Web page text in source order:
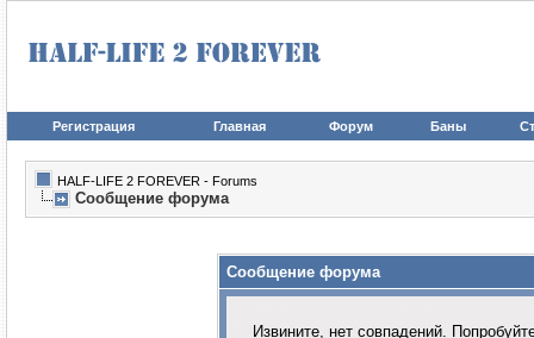
Регистрация Главная Форум Баны
HALF-LIFE 2 FOREVER - Forums
Сообщение форума
Сообщение форума
Извините, нет совпадений.